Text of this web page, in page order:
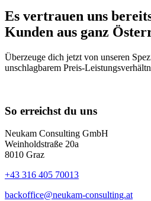
Es vertrauen uns
Kunden aus ganz
Überzeuge dich jetzt von unseren
unschlagbarem Preis-
So erreichst du uns
Neukam Consulting GmbH
Weinholdstraße 20a
8010 Graz
+43 316 405 70013
backoffice@neukam-consulting.at